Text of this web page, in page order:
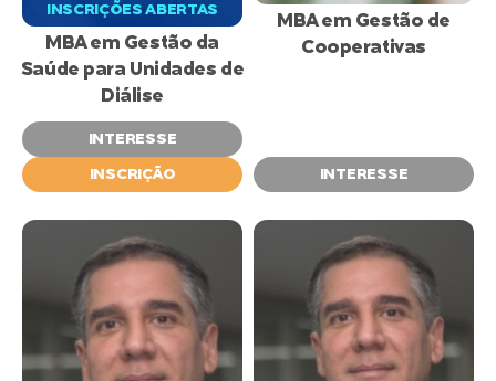
INSCRIÇÕES ABERTAS
MBA em Gestão da
Saúde para Unidades de
Diálise
INTERESSE
INSCRIÇÃO
MBA em Gestão de
Cooperativas
INTERESSE